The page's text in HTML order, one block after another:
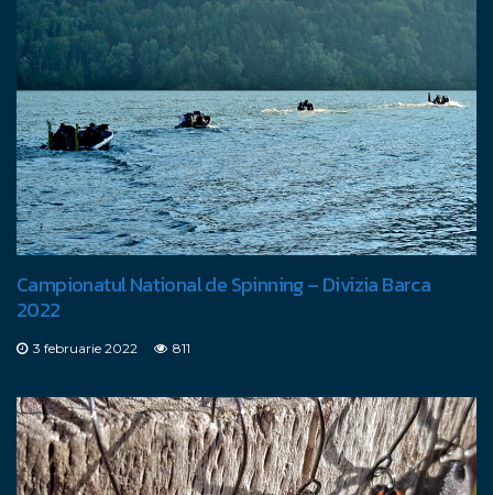
Campionatul National de Spinning – Divizia Barca
2022
3 februarie 2022 811